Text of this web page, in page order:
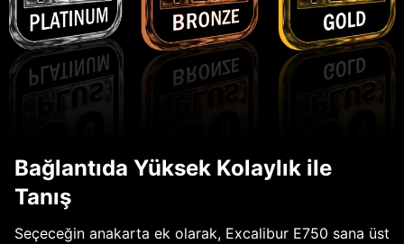
Bağlantıda Yüksek Kolaylık ile
Tanış
Seçeceğin anakarta ek olarak, Excalibur E750 sana üst